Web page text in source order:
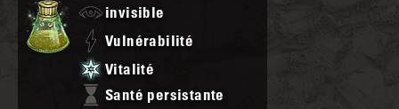
invisible
Vulnérabilité
Vitalité
Santé persistante